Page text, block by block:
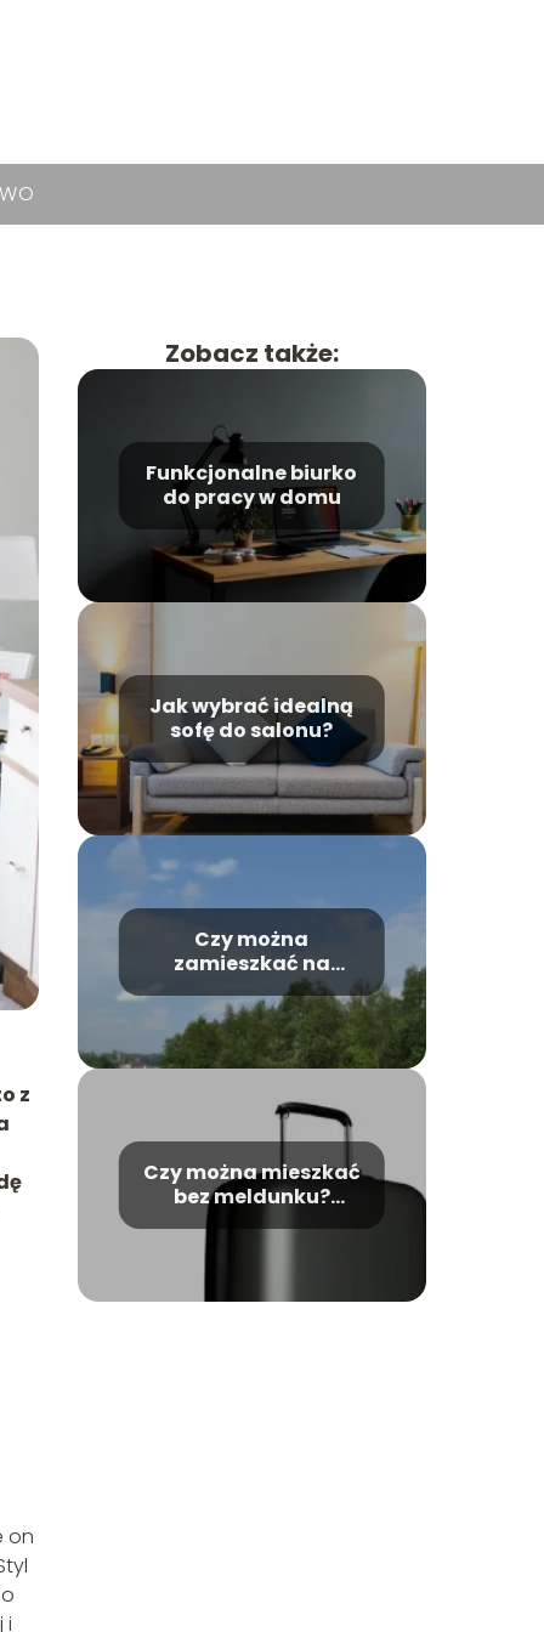
z
on
i
Zobacz także:
Funkcjonalne biurko
do pracy w domu
Jak wybrać idealną
sofę do salonu?
Czy można
zamieszkać na
działce rekreacyjnej?
Odpowiedź i porady
Czy można mieszkać
bez meldunku?
Odpowiedź i porady.